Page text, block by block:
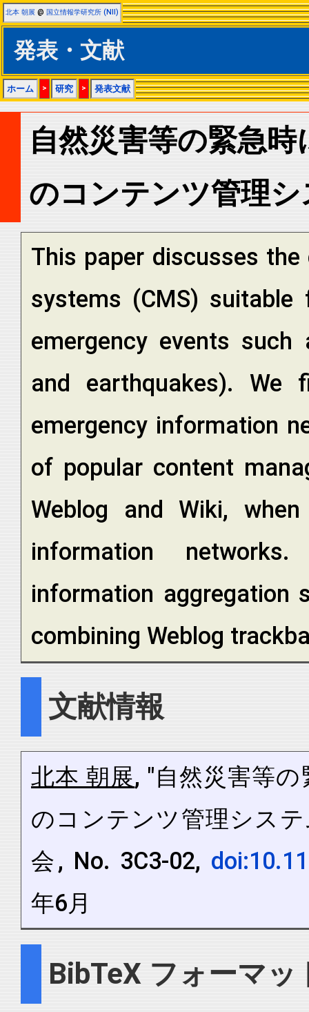
北本 朝展 @ 国立情報学研究所 (NII)
発表・文献
ホーム > 研究 > 発表文献
自然災害等の緊急
のコンテンツ管理
This paper discusses
systems (CMS)
emergency events
and earthquakes). We
emergency information
of popular content
Weblog and Wiki,
information
information aggregation
combining Weblog
文献情報
北本 朝展, "自然災害等
のコンテンツ管理シス
会, No. 3C3-02,
年6月
BibTeX フォーマッ